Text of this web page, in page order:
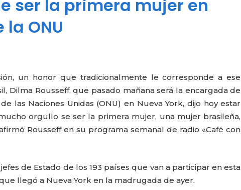
ser la primera mujer en
ONU
un honor que tradicionalmente le corresponde a ese
Dilma Rousseff, que pasado mañana será la encargada de
las Naciones Unidas (ONU) en Nueva York, dijo hoy estar
orgullo se ser la primera mujer, una mujer brasileña,
Rousseff en su programa semanal de radio «Café con
de Estado de los 193 países que van a participar en esta
llegó a Nueva York en la madrugada de ayer.